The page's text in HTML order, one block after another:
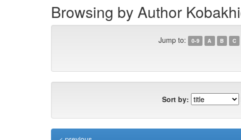
Browsing by Author
Jump to: 0-9 A B C
Sort by: